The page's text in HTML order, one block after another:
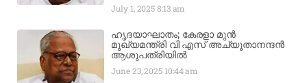
July 1, 20258:13 am
ഹൃദയാഘാതം; കേരളാ മുൻ
മുഖ്യമന്ത്രി വി എസ് അച്യുതാനന്ദൻ
ആശുപത്രിയിൽ
June 23, 2025 10:44 am